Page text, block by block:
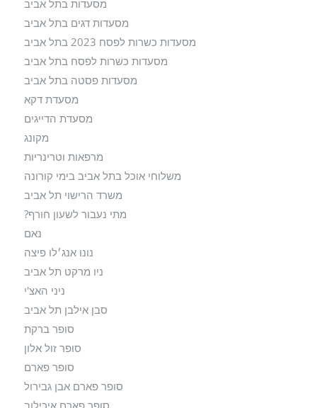
מסעדות בתל אביב
מסעדות דגים בתל אביב
מסעדות כשרות לפסח 2023 בתל אביב
מסעדות כשרות לפסח בתל אביב
מסעדות פסטה בתל אביב
מסעדת דקא
מסעדת הדייגים
מקונג
מרפאות וטרינריות
משלוחי אוכל בתל אביב בימי קורונה
משרד הרישוי תל אביב
מתי נעבור לשעון חורף?
נאם
נונו אנג׳לו פיצה
ניו מרקט תל אביב
ניני האצ'י
סבן אילבן תל אביב
סופר ברקת
סופר זול אלון
סופר פארם
סופר פארם אבן גבירול